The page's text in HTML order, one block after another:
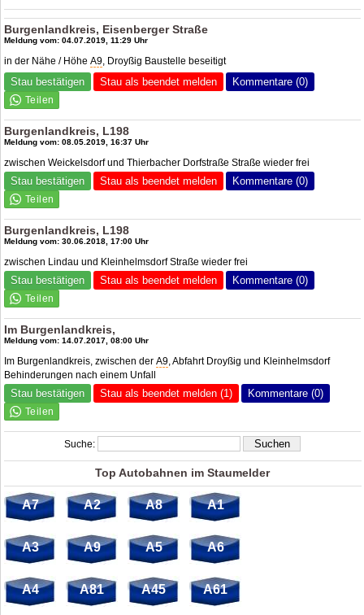
Burgenlandkreis, Eisenberger Straße
Meldung vom: 04.07.2019, 11:29 Uhr
in der Nähe / HöheA9, Droyßig Baustelle beseitigt
Stau bestätigen Stau als beendet melden Kommentare (0)
Burgenlandkreis, L198
Meldung vom: 08.05.2019, 16:37 Uhr
zwischen Weickelsdorf und Thierbacher Dorfstraße Straße wieder frei
Stau bestätigen Stau als beendet melden Kommentare (0)
Burgenlandkreis, L198
Meldung vom: 30.06.2018, 17:00 Uhr
zwischen Lindau und Kleinhelmsdorf Straße wieder frei
Stau bestätigen Stau als beendet melden Kommentare (0)
Im Burgenlandkreis,
Meldung vom: 14.07.2017, 08:00 Uhr
Im Burgenlandkreis, zwischen derA9, Abfahrt Droyßig und Kleinhelmsdorf
Behinderungen nach einem Unfall
Stau bestätigen Stau als beendet melden (1) Kommentare (0)
Suche:
Top Autobahnen im Staumelder
A7 A2 A8 A1
A3 A9 A5 A6
A4 A81 A45 A61